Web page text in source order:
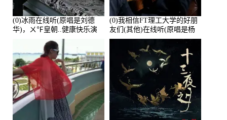
(0)冰雨在线听(原唱是刘德
华)，ㄨ℉皇朝..健康快乐演
(0)我相信FT理工大学的好朋
友们(其他)在线听(原唱是杨
培安)，老乔演唱点播:23714